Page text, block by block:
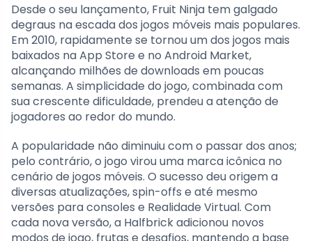
Desde o seu lançamento, Fruit Ninja tem galgado
degraus na escada dos jogos móveis mais populares.
Em 2010, rapidamente se tornou um dos jogos mais
baixados na App Store e no Android Market,
alcançando milhões de downloads em poucas
semanas. A simplicidade do jogo, combinada com
sua crescente dificuldade, prendeu a atenção de
jogadores ao redor do mundo.
A popularidade não diminuiu com o passar dos anos;
pelo contrário, o jogo virou uma marca icônica no
cenário de jogos móveis. O sucesso deu origem a
diversas atualizações, spin-offs e até mesmo
versões para consoles e Realidade Virtual. Com
cada nova versão, a Halfbrick adicionou novos